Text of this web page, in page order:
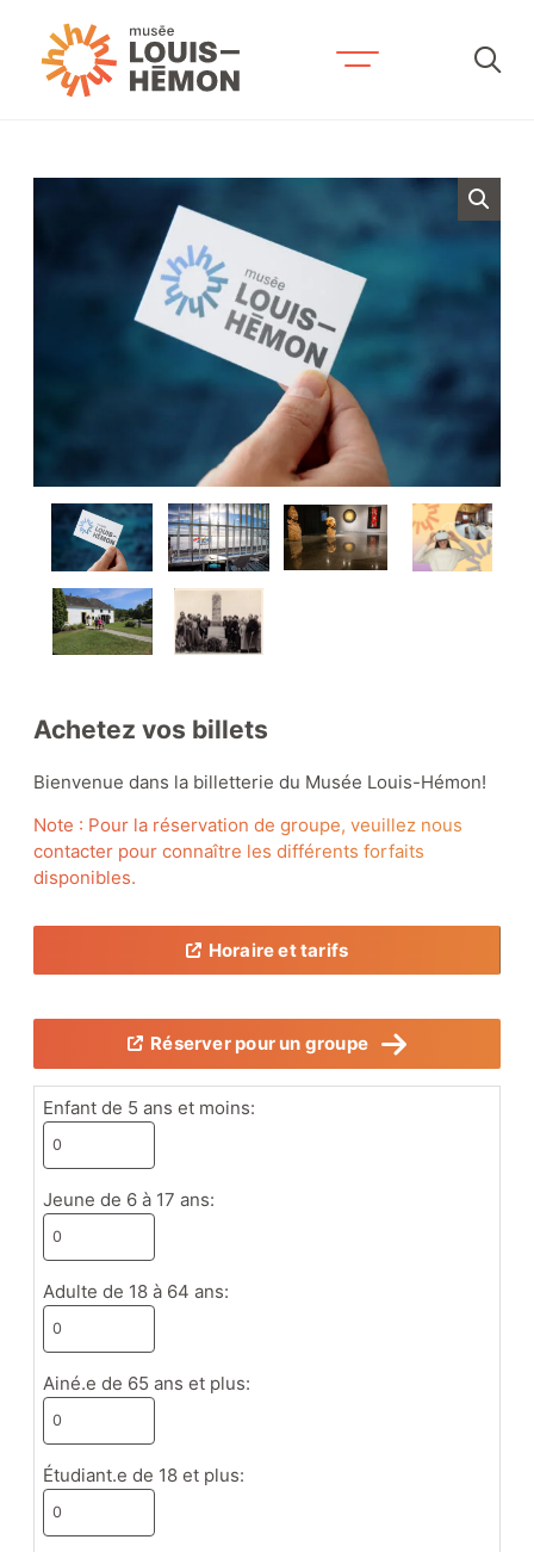
Visitez-nous
Horaire et tarifs
Accessibilité et services
Expositions et activités
Prévoyez votre séjour
Contactez-nous
Zone Louis Hémon
Zone éducative
Le coin lecture
Nos collections
Actualités
Partenaires
Achetez vos billets
Bienvenue dans la billetterie du Musée Louis-Hémon!
Note : Pour la réservation de groupe, veuillez nous
contacter pour connaître les différents forfaits
disponibles.
Horaire ettarifs
Réserver pour un groupe
Enfant de 5 ans et moins:
Jeune de 6 à 17 ans:
Adulte de 18 à 64 ans:
Ainé.e de 65 ans et plus:
Étudiant.e de 18 et plus: